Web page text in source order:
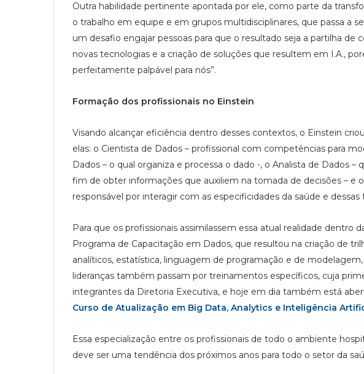
Outra habilidade pertinente apontada por ele, como parte da
o trabalho em equipe e em grupos multidisciplinares, que passa a
um desafio engajar pessoas para que o resultado seja a partilha
novas tecnologias e a criação de soluções que resultem em I.A.,
perfeitamente palpável para nós”.
Formação dos profissionais no Einstein
Visando alcançar eficiência dentro desses contextos, o Einstein
elas: o Cientista de Dados – profissional com competências para
Dados – o qual organiza e processa o dado -, o Analista de Dados
fim de obter informações que auxiliem na tomada de decisões – e
responsável por interagir com as especificidades da saúde e dessas
Para que os profissionais assimilassem essa atual realidade dentro
Programa de Capacitação em Dados, que resultou na criação de
analíticos, estatística, linguagem de programação e de
lideranças também passam por treinamentos específicos, cuja
integrantes da Diretoria Executiva, e hoje em dia também está
Curso de Atualização em Big Data, Analytics e Inteligência
Essa especialização entre os profissionais de todo o ambiente
deve ser uma tendência dos próximos anos para todo o setor da